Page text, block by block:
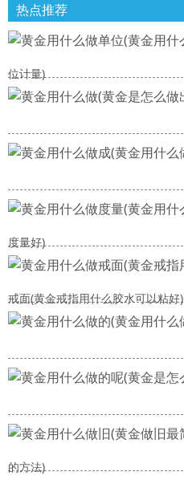
热点推荐
位计量)
度量好)
戒面(黄金戒指用什么胶水可以粘好)
的方法)